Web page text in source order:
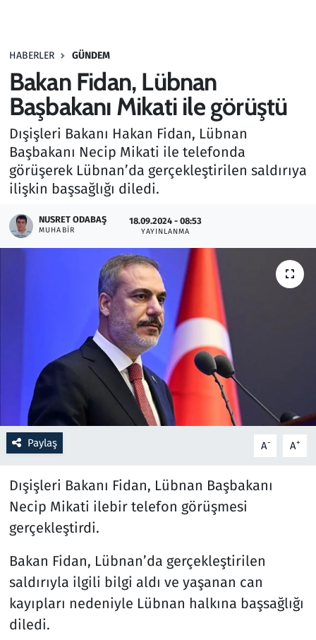
HABERLER GÜNDEM
Bakan Fidan, Lübnan
Başbakanı Mikati ile görüştü
Dışişleri Bakanı Hakan Fidan, Lübnan
Başbakanı Necip Mikati ile telefonda
görüşerek Lübnan’da gerçekleştirilen saldırıya
ilişkin başsağlığı diledi.
NUSRET ODABAŞ
MUHABIR
18.09.2024 - 08:53
YAYINLANMA
Paylaş A- A+
Dışişleri Bakanı Fidan, Lübnan Başbakanı
Necip Mikati ilebir telefon görüşmesi
gerçekleştirdi.
Bakan Fidan, Lübnan’da gerçekleştirilen
saldırıyla ilgili bilgi aldı ve yaşanan can
kayıpları nedeniyle Lübnan halkına başsağlığı
diledi.
Haber
Kültür Sanat
Kurumsal Haberler
Lezzet Durağı
Resmi İlanlar
Rüya Tabirleri
Sağlık
Savunma Sanayi
Seçim 2023
Spor
Teknoloji ve Bilim
Televizyon